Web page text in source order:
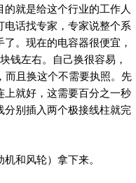
就是给这个行业的工作人
电话找专家，专家说整个系
。现在的电容器很便宜，
钱左右。自己换很容易，
而且换这个不需要执照。先
就好，这需要百分之一秒
别插入两个极接线柱就完
和风轮）拿下来。